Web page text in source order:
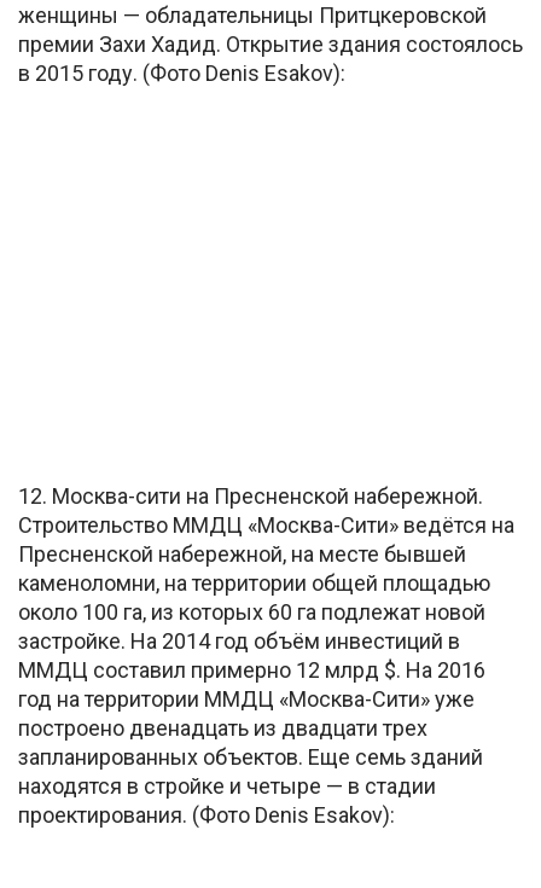
женщины — обладательницы Притцкеровской
премии Захи Хадид. Открытие здания состоялось
в 2015 году. (Фото Denis Esakov):
12. Москва-сити на Пресненской набережной.
Строительство ММДЦ «Москва-Сити» ведётся на
Пресненской набережной, на месте бывшей
каменоломни, на территории общей площадью
около 100 га, из которых 60 га подлежат новой
застройке. На 2014 год объём инвестиций в
ММДЦ составил примерно 12 млрд $. На 2016
год на территории ММДЦ «Москва-Сити» уже
построено двенадцать из двадцати трех
запланированных объектов. Еще семь зданий
находятся в стройке и четыре — в стадии
проектирования. (Фото Denis Esakov):